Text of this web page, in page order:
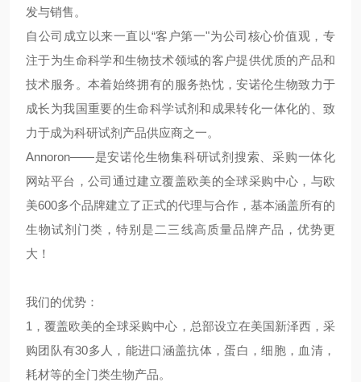
发与销售。
自公司成立以来一直以“客户第一"为公司核心价值观，专
注于为生命科学和生物技术领域的客户提供优质的产品和
技术服务。本着始终拥有的服务热忱，安诺伦生物致力于
成长为我国重要的生命科学试剂和成果转化一体化的 、致
力于成为科研试剂产品供应商之一。
Annoron——是安诺伦生物集科研试剂搜索、采购一体化
网站平台，公司通过建立覆盖欧美的全球采购中心，与欧
美600多个品牌建立了正式的代理与合作，基本涵盖所有的
生物试剂门类，特别是二三线高质量品牌产品，优势更
大！
我们的优势：
1，覆盖欧美的全球采购中心，总部设立在美国新泽西，采
购团队有30多人，能进口涵盖抗体，蛋白，细胞，血清，
耗材等的全门类生物产品。